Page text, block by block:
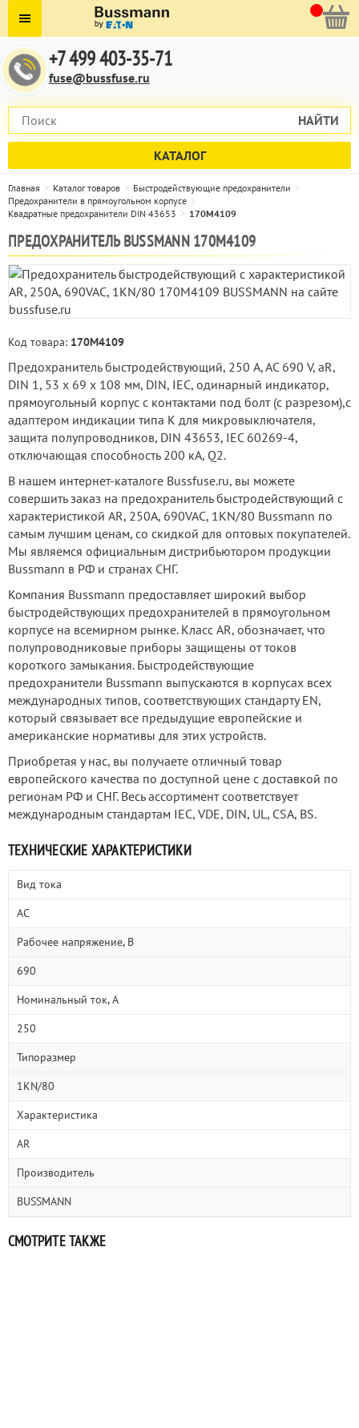
+7 499 403-35-71
fuse@bussfuse.ru
НАЙТИ
КАТАЛОГ
Главная Каталог товаров
Быстродействующие предохранители
Предохранители в прямоугольном корпусе
Квадратные предохранители DIN 43653
170M4109
ПРЕДОХРАНИТЕЛЬ BUSSMANN 170M4109
Код товара: 170M4109
Предохранитель быстродействующий, 250 A, AC 690 V, aR,
DIN 1, 53 x 69 x 108 мм, DIN, IEC, одинарный индикатор,
прямоугольный корпус с контактами под болт (с разрезом),с
адаптером индикации типа К для микровыключателя,
защита полупроводников, DIN 43653, IEC 60269-4,
отключающая способность 200 кА, Q2.
В нашем интернет-каталоге Bussfuse.ru, вы можете
совершить заказ на предохранитель быстродействующий с
характеристикой AR, 250А, 690VAC, 1KN/80 Bussmann по
самым лучшим ценам, со скидкой для оптовых покупателей.
Мы являемся официальным дистрибьютором продукции
Bussmann в РФ и странах СНГ.
Компания Bussmann предоставляет широкий выбор
быстродействующих предохранителей в прямоугольном
корпусе на всемирном рынке. Класс AR, обозначает, что
полупроводниковые приборы защищены от токов
короткого замыкания. Быстродействующие
предохранители Bussmann выпускаются в корпусах всех
международных типов, соответствующих стандарту EN,
который связывает все предыдущие европейские и
американские нормативы для этих устройств.
Приобретая у нас, вы получаете отличный товар
европейского качества по доступной цене с доставкой по
регионам РФ и СНГ. Весь ассортимент соответствует
международным стандартам IEC, VDE, DIN, UL, CSA, BS.
ТЕХНИЧЕСКИЕ ХАРАКТЕРИСТИКИ
Вид тока
AC
Рабочее напряжение, В
690
Номинальный ток, А
250
Типоразмер
1KN/80
Характеристика
AR
Производитель
BUSSMANN
СМОТРИТЕ ТАКЖЕ